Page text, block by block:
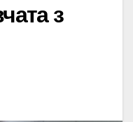
з